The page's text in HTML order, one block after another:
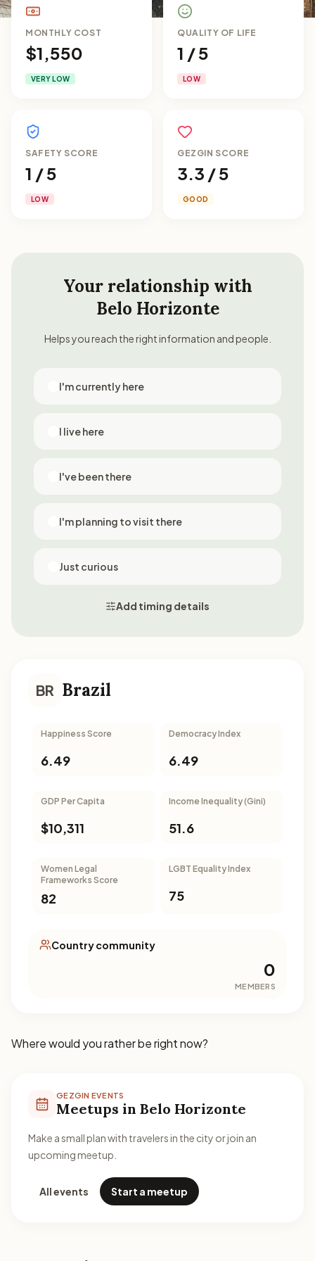
MONTHLY COST
$1,550
VERY LOW
QUALITY OF LIFE
1 / 5
LOW
SAFETY SCORE
1 / 5
LOW
GEZGIN SCORE
3.3 / 5
GOOD
Your relationship with
Belo Horizonte
Helps you reach the right information and people.
I'm currently here
I live here
I've been there
I'm planning to visit there
Just curious
Add timing details
BR Brazil
Happiness Score
6.49
Democracy Index
6.49
GDP Per Capita
$10,311
Income Inequality (Gini)
51.6
Women Legal
Frameworks Score
82
LGBT Equality Index
75
Country community
0
MEMBERS
Where would you rather be right now?
GEZGIN EVENTS
Meetups in Belo Horizonte
Make a small plan with travelers in the city or join an
upcoming meetup.
All events Start a meetup